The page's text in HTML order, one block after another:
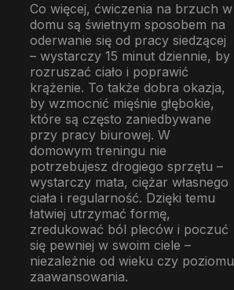
Co więcej, ćwiczenia na brzuch w
domu są świetnym sposobem na
oderwanie się od pracy siedzącej
– wystarczy 15 minut dziennie, by
rozruszać ciało i poprawić
krążenie. To także dobra okazja,
by wzmocnić mięśnie głębokie,
które są często zaniedbywane
przy pracy biurowej. W
domowym treningu nie
potrzebujesz drogiego sprzętu –
wystarczy mata, ciężar własnego
ciała i regularność. Dzięki temu
łatwiej utrzymać formę,
zredukować ból pleców i poczuć
się pewniej w swoim ciele –
niezależnie od wieku czy poziomu
zaawansowania.